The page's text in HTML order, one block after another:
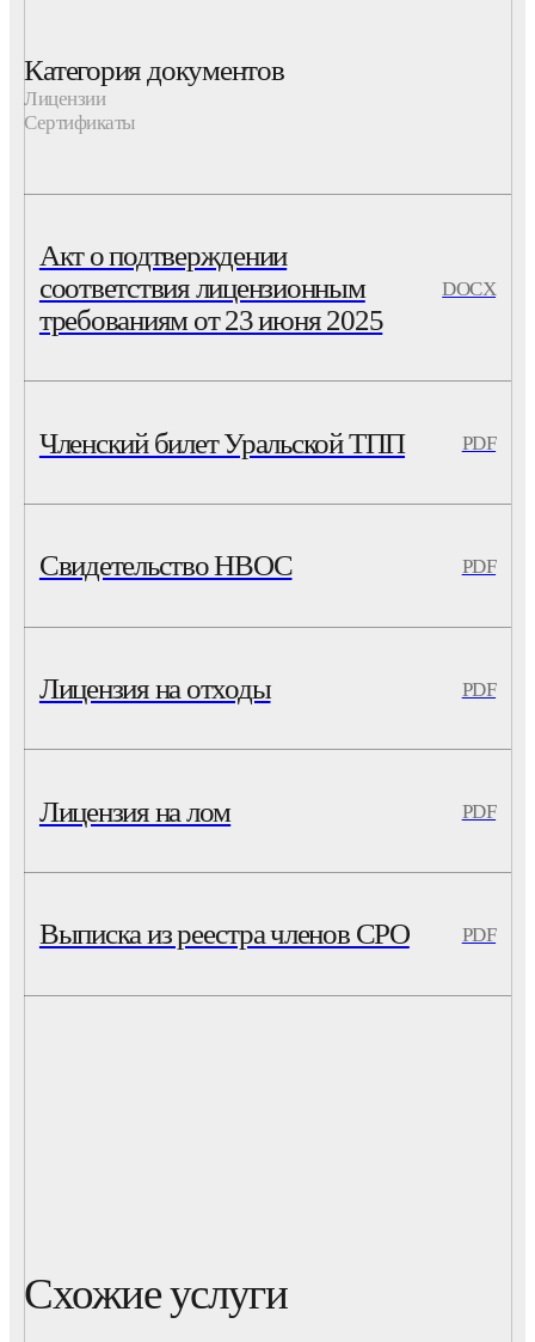
Категория документов
Лицензии
Сертификаты
Акт о подтверждении
соответствия лицензионным
требованиям от 23 июня 2025
DOCX
Членский билет Уральской ТПП PDF
Свидетельство НВОС PDF
Лицензия на отходы PDF
Лицензия на лом PDF
Выписка из реестра членов СРО PDF
Схожие услуги